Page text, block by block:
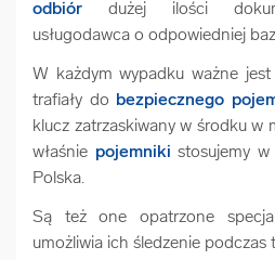
odbiór dużej ilości
usługodawca o odpowiedniej
W każdym wypadku ważne
trafiały do bezpiecznego
klucz zatrzaskiwany w środku w
właśnie pojemniki stosujemy
Polska.
Są też one opatrzone
umożliwia ich śledzenie podczas